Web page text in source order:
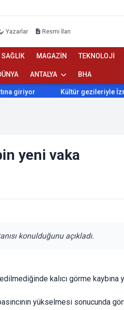
Yazarlar Resmi İlan
SAĞLIK MAGAZİN TEKNOLOJİ
ANTALYA BHA
giriyor Kültür gezileriyle
yeni vaka
konulduğunu açıkladı.
kalıcı görme kaybına
yükselmesi sonucunda